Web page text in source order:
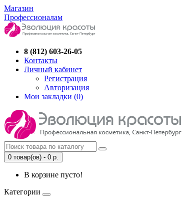
Магазин
Профессионалам
8 (812) 603-26-05
Контакты
Личный кабинет
Регистрация
Авторизация
Мои закладки (0)
0 товар(ов) - 0 р.
В корзине пусто!
Категории